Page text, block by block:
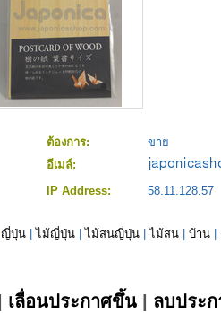
ต้องการ:
ขาย
อีเมล์:
IP Address: 58.11.128.57
ญี่ปุ่น |ไม้ญี่ปุ่น |ไม้สนญี่ปุ่น |ไม้สน บ้าน
เลื่อนประกาศขึ้น ลบประ